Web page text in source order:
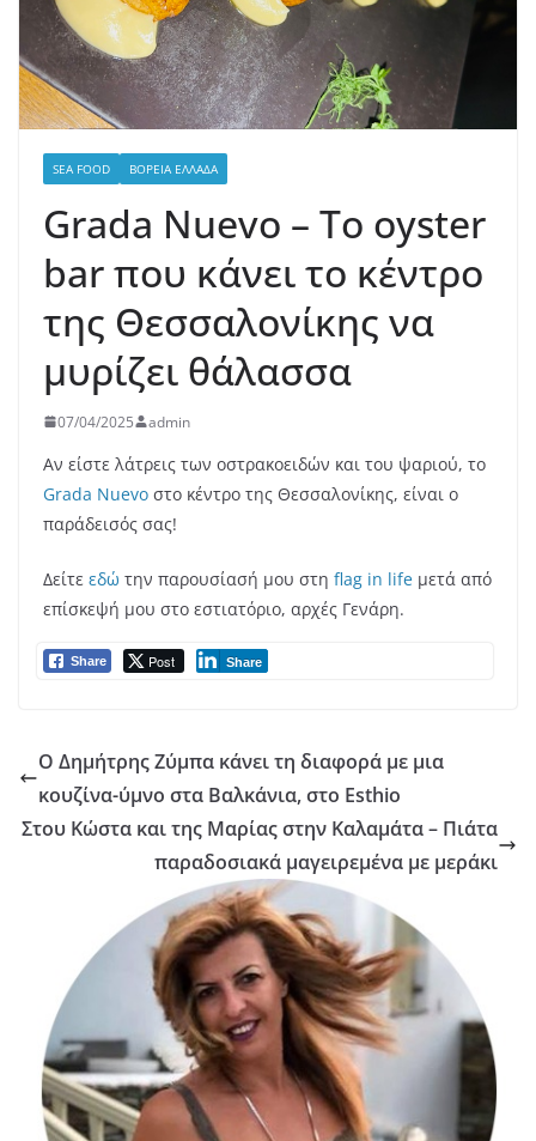
SEA FOOD ΒΌΡΕΙΑ ΕΛΛΆΔΑ
Grada Nuevo – Το oyster
bar που κάνει το κέντρο
της Θεσσαλονίκης να
μυρίζει θάλασσα
07/04/2025 admin
Αν είστε λάτρεις των οστρακοειδών και του ψαριού, το
Grada Nuevo στο κέντρο της Θεσσαλονίκης, είναι ο
παράδεισός σας!
Δείτε εδώ την παρουσίασή μου στη flag in life μετά από
επίσκεψή μου στο εστιατόριο, αρχές Γενάρη.
Share Post Share
Ο Δημήτρης Ζύμπα κάνει τη διαφορά με μια
κουζίνα-ύμνο στα Βαλκάνια, στο Esthio
Στου Κώστα και της Μαρίας στην Καλαμάτα – Πιάτα
παραδοσιακά μαγειρεμένα με μεράκι